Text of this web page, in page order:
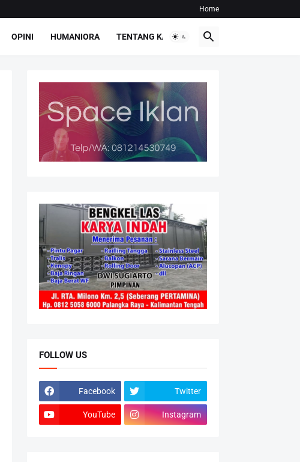
Home
OPINI HUMANIORA TENTANG KAMI
FOLLOW US
Facebook Twitter
YouTube Instagram